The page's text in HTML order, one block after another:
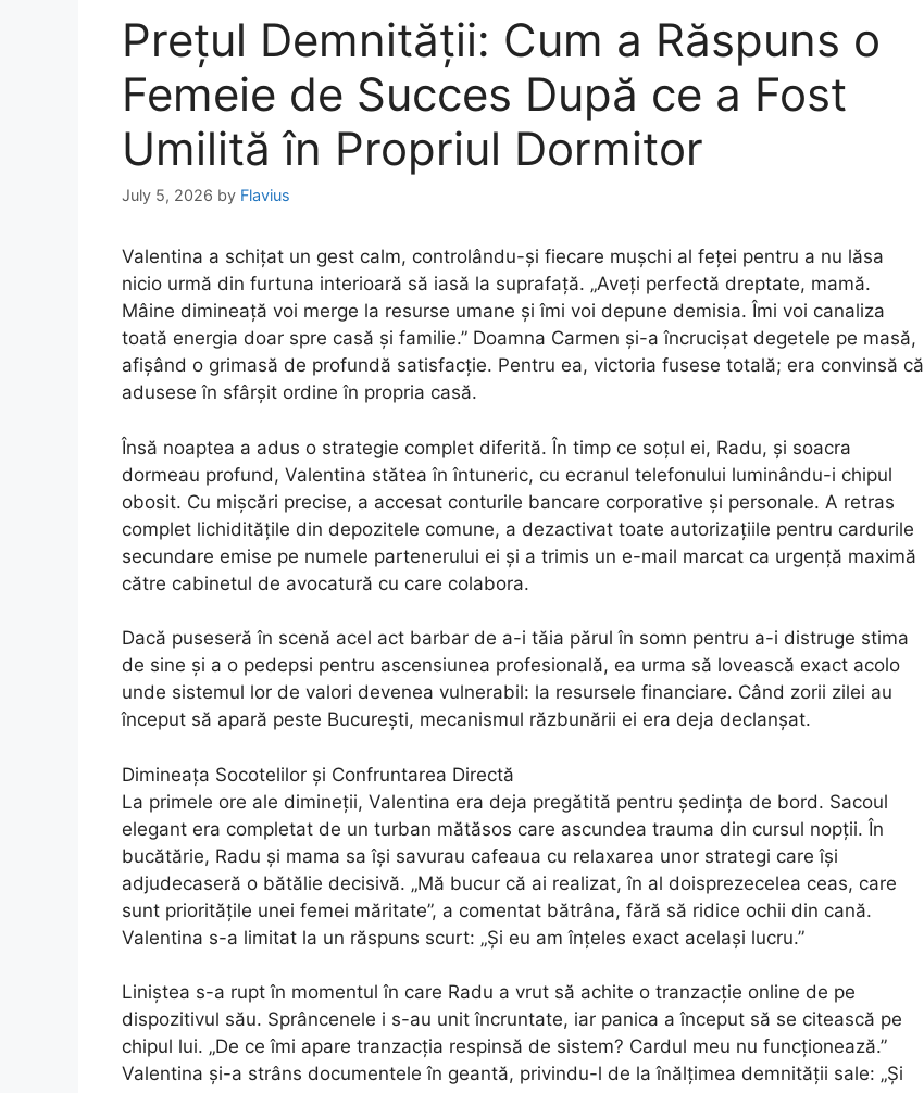
Prețul Demnității: Cum a Răspuns o
Femeie de Succes După ce a Fost
Umilită în Propriul Dormitor
July 5, 2026 by Flavius
Valentina a schițat un gest calm, controlându-și fiecare mușchi al feței pentru a nu lăsa
nicio urmă din furtuna interioară să iasă la suprafață. „Aveți perfectă dreptate, mamă.
Mâine dimineață voi merge la resurse umane și îmi voi depune demisia. Îmi voi canaliza
toată energia doar spre casă și familie.” Doamna Carmen și-a încrucișat degetele pe masă,
afișând o grimasă de profundă satisfacție. Pentru ea, victoria fusese totală; era convinsă că
adusese în sfârșit ordine în propria casă.
Însă noaptea a adus o strategie complet diferită. În timp ce soțul ei, Radu, și soacra
dormeau profund, Valentina stătea în întuneric, cu ecranul telefonului luminându-i chipul
obosit. Cu mișcări precise, a accesat conturile bancare corporative și personale. A retras
complet lichiditățile din depozitele comune, a dezactivat toate autorizațiile pentru cardurile
secundare emise pe numele partenerului ei și a trimis un e-mail marcat ca urgență maximă
către cabinetul de avocatură cu care colabora.
Dacă puseseră în scenă acel act barbar de a-i tăia părul în somn pentru a-i distruge stima
de sine și a o pedepsi pentru ascensiunea profesională, ea urma să lovească exact acolo
unde sistemul lor de valori devenea vulnerabil: la resursele financiare. Când zorii zilei au
început să apară peste București, mecanismul răzbunării ei era deja declanșat.
Dimineața Socotelilor și Confruntarea Directă
La primele ore ale dimineții, Valentina era deja pregătită pentru ședința de bord. Sacoul
elegant era completat de un turban mătăsos care ascundea trauma din cursul nopții. În
bucătărie, Radu și mama sa își savurau cafeaua cu relaxarea unor strategi care își
adjudecaseră o bătălie decisivă. „Mă bucur că ai realizat, în al doisprezecelea ceas, care
sunt prioritățile unei femei măritate”, a comentat bătrâna, fără să ridice ochii din cană.
Valentina s-a limitat la un răspuns scurt: „Și eu am înțeles exact același lucru.”
Liniștea s-a rupt în momentul în care Radu a vrut să achite o tranzacție online de pe
dispozitivul său. Sprâncenele i s-au unit încruntate, iar panica a început să se citească pe
chipul lui. „De ce îmi apare tranzacția respinsă de sistem? Cardul meu nu funcționează.”
Valentina și-a strâns documentele în geantă, privindu-l de la înălțimea demnității sale: „Și